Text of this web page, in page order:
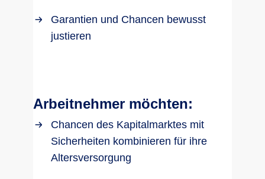
Garantien und Chancen bewusst
justieren
Arbeitnehmer möchten:
Chancen des Kapitalmarktes mit
Sicherheiten kombinieren für ihre
Altersversorgung